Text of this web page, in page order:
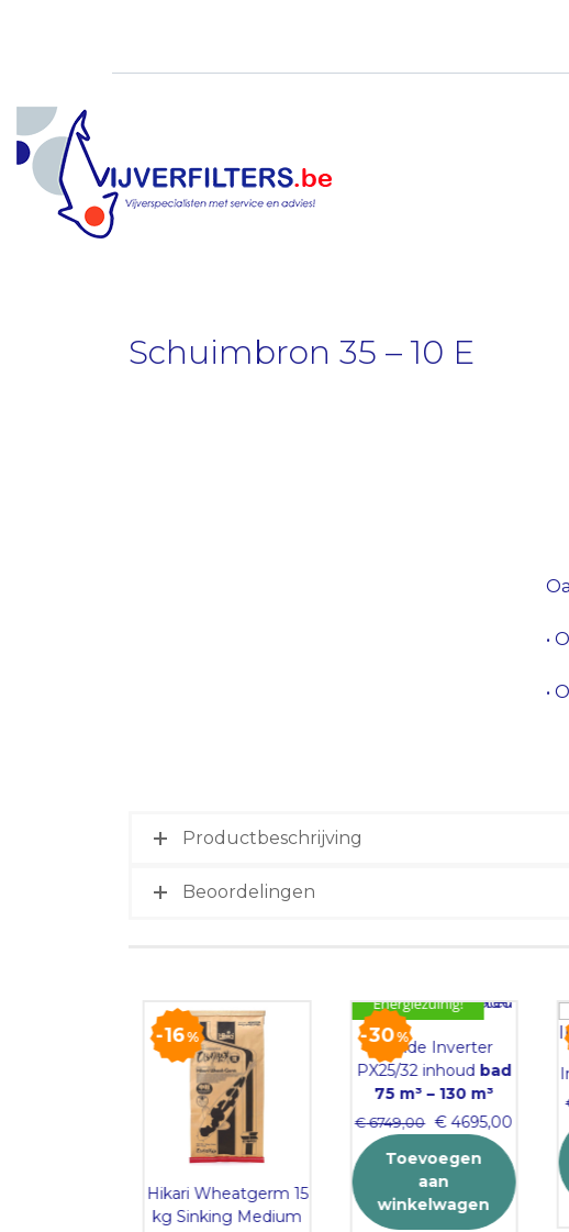
Schuimbron 35 – 10 E
•
•
Productbeschrijving
Beoordelingen
16%
Hikari Wheatgerm 15
kg Sinking Medium
30%
Energiezuinig!
Flotide Inverter
PX25/32 inhoudbad
75 m³ – 130 m³
€6749,00
Original
was:
€ 6749,00.
€4695,00Current
is:
€
Toevoegen
aan
winkelwagen